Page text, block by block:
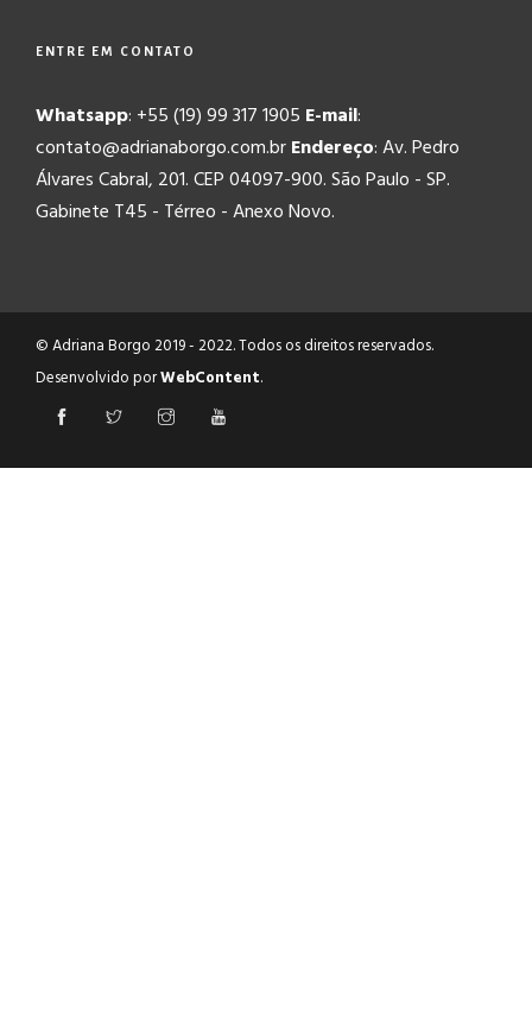
ENTRE EM CONTATO
Whatsapp: +55 (19) 99 317 1905 E-mail:
contato@adrianaborgo.com.brEndereço: Av. Pedro
Álvares Cabral, 201. CEP 04097-900. São Paulo - SP.
Gabinete T45 - Térreo - Anexo Novo.
© Adriana Borgo 2019 - 2022. Todos os direitos reservados.
Desenvolvido porWebContent.